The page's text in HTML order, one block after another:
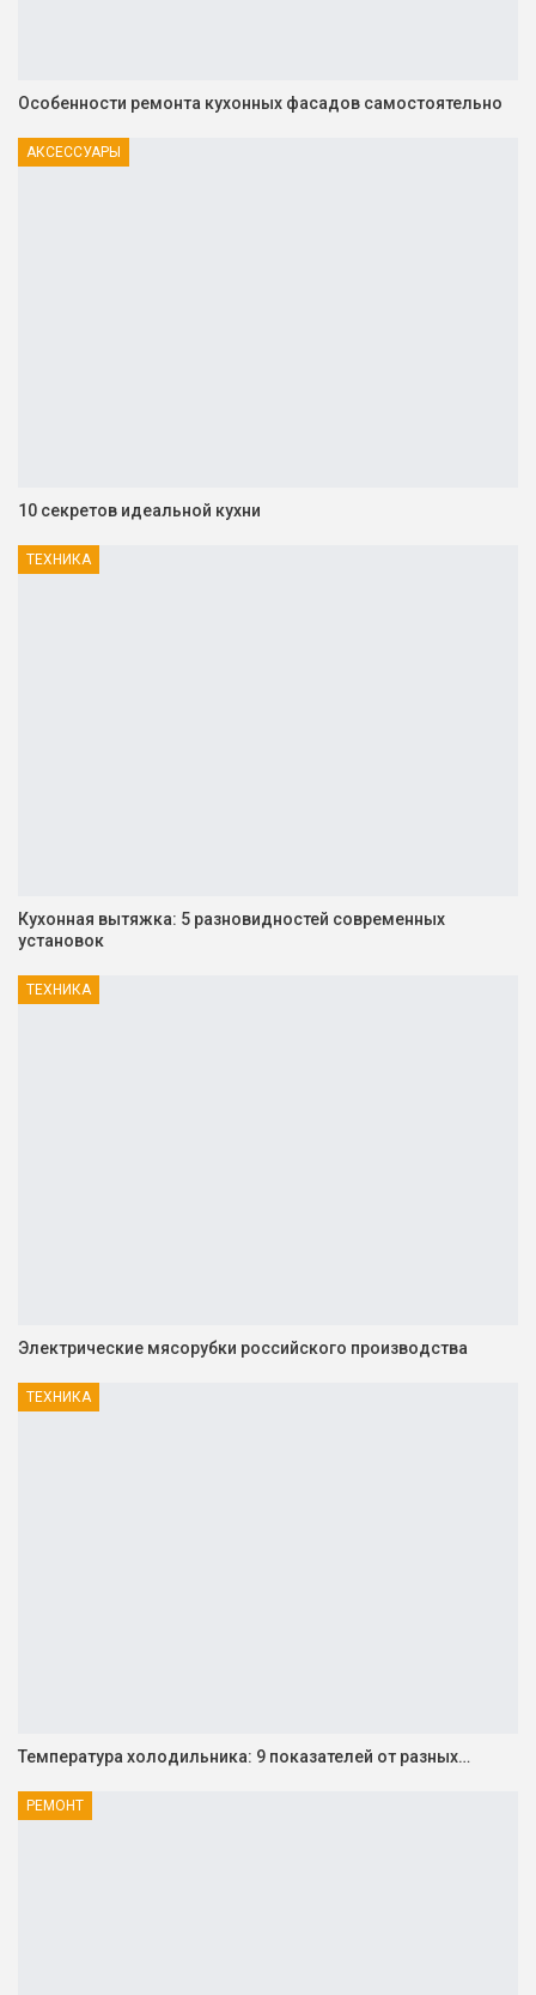
Особенности ремонта кухонных фасадов самостоятельно
АКСЕССУАРЫ
10 секретов идеальной кухни
ТЕХНИКА
Кухонная вытяжка: 5 разновидностей современных
установок
ТЕХНИКА
Электрические мясорубки российского производства
ТЕХНИКА
Температура холодильника: 9 показателей от разных…
РЕМОНТ